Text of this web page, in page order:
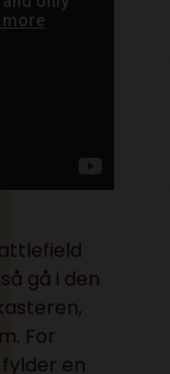
gå i den
For
en